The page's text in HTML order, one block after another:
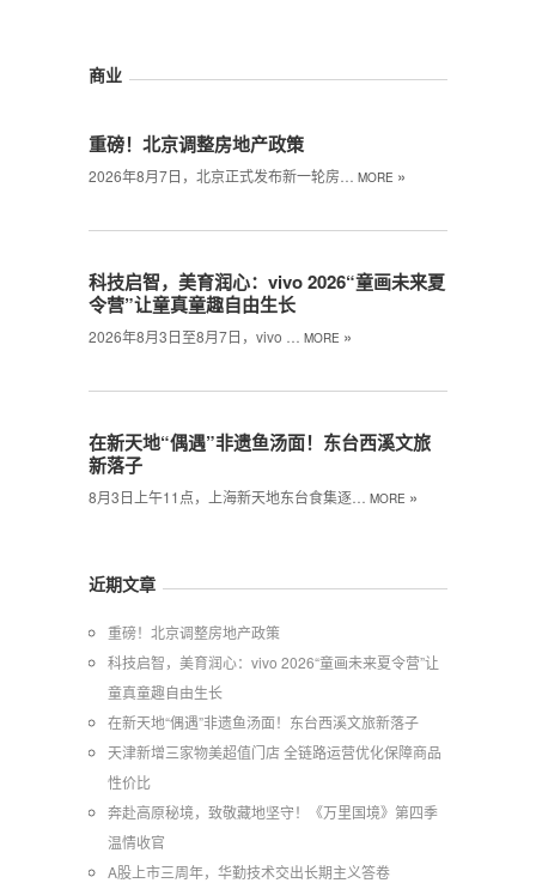
商业
重磅！北京调整房地产政策
2026年8月7日，北京正式发布新一轮房… MORE »
科技启智，美育润心：vivo 2026“童画未来夏
令营”让童真童趣自由生长
2026年8月3日至8月7日，vivo … MORE »
在新天地“偶遇”非遗鱼汤面！东台西溪文旅
新落子
8月3日上午11点，上海新天地东台食集逐… MORE »
近期文章
重磅！北京调整房地产政策
科技启智，美育润心：vivo 2026“童画未来夏令营”让
童真童趣自由生长
在新天地“偶遇”非遗鱼汤面！东台西溪文旅新落子
天津新增三家物美超值门店 全链路运营优化保障商品
性价比
奔赴高原秘境，致敬藏地坚守！《万里国境》第四季
温情收官
A股上市三周年，华勤技术交出长期主义答卷